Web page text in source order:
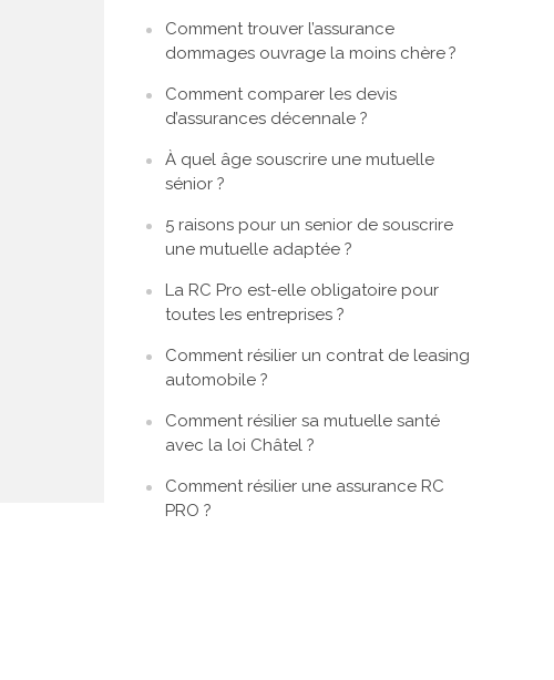
Comment trouver l’assurance
dommages ouvrage la moins chère ?
Comment comparer les devis
d’assurances décennale ?
À quel âge souscrire une mutuelle
sénior ?
5 raisons pour un senior de souscrire
une mutuelle adaptée ?
La RC Pro est-elle obligatoire pour
toutes les entreprises ?
Comment résilier un contrat de leasing
automobile ?
Comment résilier sa mutuelle santé
avec la loi Châtel ?
Comment résilier une assurance RC
PRO ?